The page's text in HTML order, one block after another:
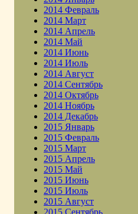
2014 Февраль
2014 Март
2014 Апрель
2014 Май
2014 Июнь
2014 Июль
2014 Август
2014 Сентябрь
2014 Октябрь
2014 Ноябрь
2014 Декабрь
2015 Январь
2015 Февраль
2015 Март
2015 Апрель
2015 Май
2015 Июнь
2015 Июль
2015 Август
2015 Сентябрь